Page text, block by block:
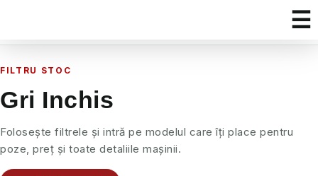
FILTRU STOC
Gri Inchis
Folosește filtrele și intră pe modelul care îți place pentru
poze, preț și toate detaliile mașinii.